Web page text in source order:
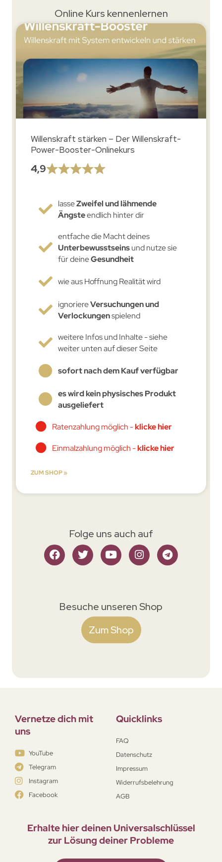
Online Kurs kennenlernen
Willenskraft stärken – Der Willenskraft-
Power-Booster-Onlinekurs
4,9
lasseZweifel und lähmende
Ängsteendlich hinter dir
entfache die Macht deines
Unterbewusstseinsund nutze sie
für deineGesundheit
wie aus Hoffnung Realität wird
ignoriereVersuchungen und
Verlockungenspielend
weitere Infos und Inhalte - siehe
weiter unten auf dieser Seite
sofort nach dem Kauf verfügbar
es wird kein physisches Produkt
ausgeliefert
Ratenzahlung möglich -klicke hier
Einmalzahlung möglich -klicke hier
ZUM SHOP »
Folge uns auch auf
Besuche unseren Shop
Zum Shop
Vernetze dich mit
uns
YouTube
Telegram
Instagram
Facebook
Quicklinks
FAQ
Datenschutz
Impressum
Widerrufsbelehrung
AGB
Erhalte hier deinen Universal­schlüssel
zur Lösung deiner Probleme